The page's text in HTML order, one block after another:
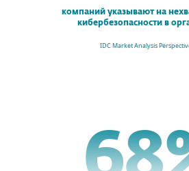
компаний указывают на
кибербезопасности в
IDC Market Analysis